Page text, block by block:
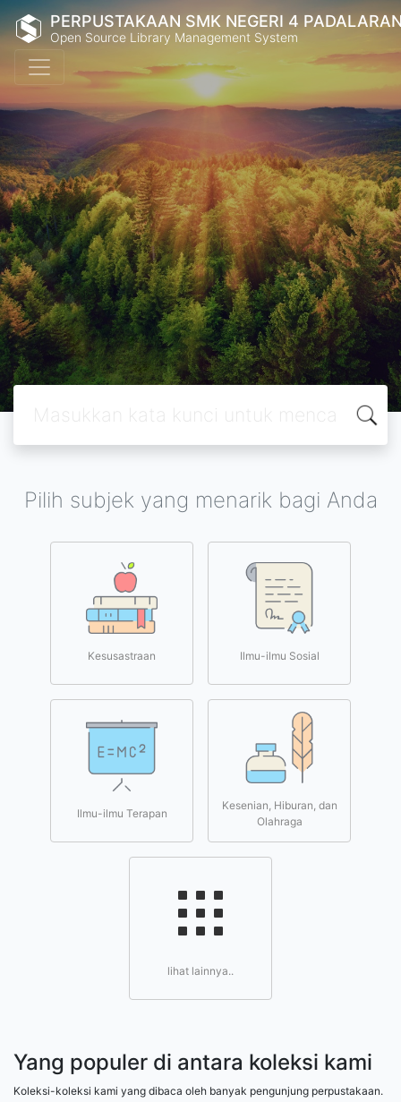
PERPUSTAKAAN SMK NEGERI 4
Open Source Library Management System
Pilih subjek yang menarik bagi Anda
Kesusastraan Ilmu-ilmu Sosial
Ilmu-ilmu Terapan
Kesenian, Hiburan, dan
Olahraga
lihat lainnya..
Yang populer di antara koleksi kami
Koleksi-koleksi kami yang dibaca oleh banyak pengunjung perpustakaan.